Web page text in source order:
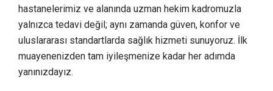
hastanelerimiz ve alanında uzman hekim kadromuzla
yalnızca tedavi değil; aynı zamanda güven, konfor ve
uluslararası standartlarda sağlık hizmeti sunuyoruz. İlk
muayenenizden tam iyileşmenize kadar her adımda
yanınızdayız.